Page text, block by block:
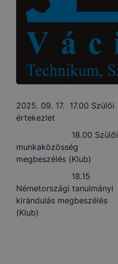
2025. 09. 17. 17.00 Szülői
értekezlet
18.00 Szülői
munkaközösség
megbeszélés (Klub)
18.15
Németországi tanulmányi
kirándulás megbeszélés
(Klub)